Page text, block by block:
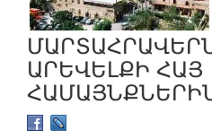
ԱՐԵՎԵԼՔԻ ՀԱՅ